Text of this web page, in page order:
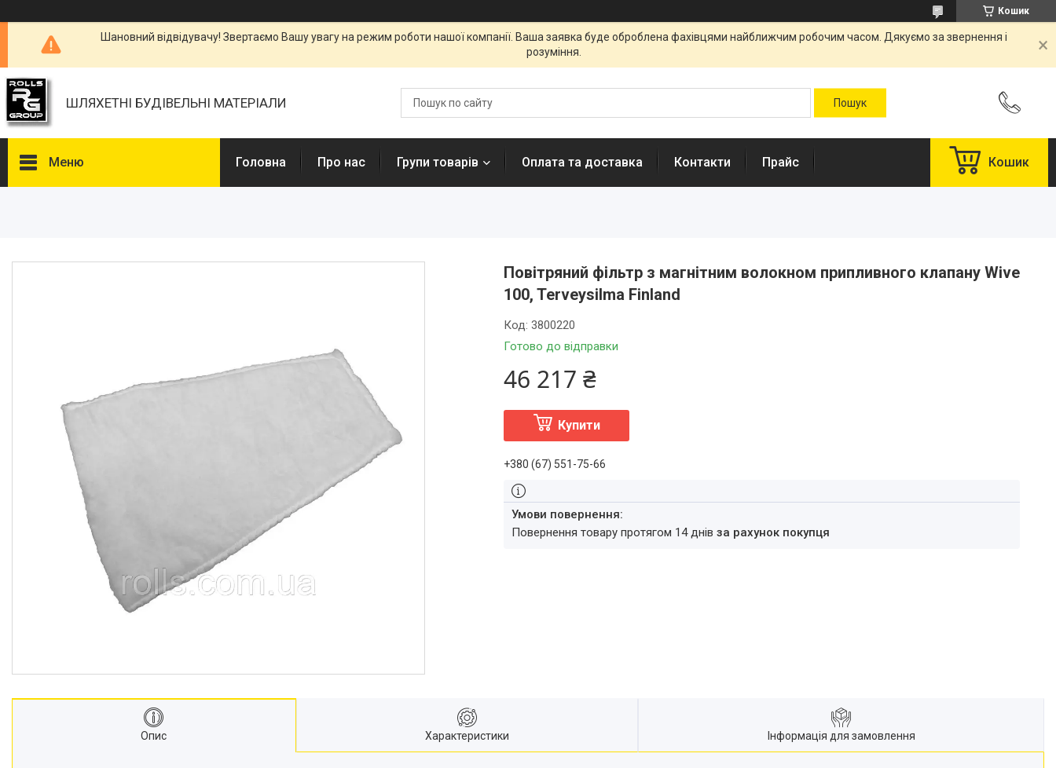
Кошик
Шановний відвідувачу! Звертаємо Вашу увагу на режим роботи нашої компанії. Ваша заявка буде оброблена фахівцями найближчим робочим часом. Дякуємо за звернення і
розуміння.
ШЛЯХЕТНІ БУДІВЕЛЬНІ МАТЕРІАЛИ
Меню Головна Про нас Групи товарів Оплата та доставка Контакти Прайс Кошик
Повітряний фільтр з магнітним волокном припливного клапану Wive
100, Terveysilma Finland
Готово до відправки
Код:3800220
46 217 ₴
Купити
+380 (67) 551-75-66
повернення товару протягом 14 днівза рахунок покупця
Опис Характеристики Інформація для замовлення